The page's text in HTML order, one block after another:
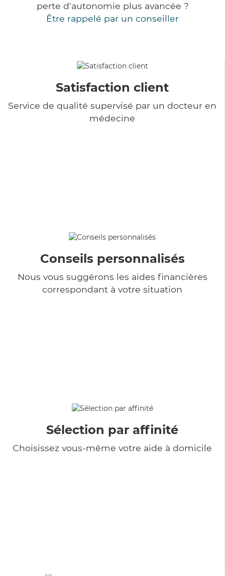
perte d'autonomie plus avancée ?
Être rappelé par un conseiller
Satisfaction client
Service de qualité supervisé par un docteur en
médecine
Conseils personnalisés
Nous vous suggérons les aides financières
correspondant à votre situation
Sélection par affinité
Choisissez vous-même votre aide à domicile